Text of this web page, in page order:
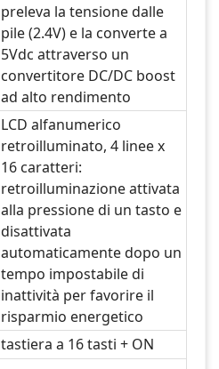
preleva la tensione dalle
pile (2.4V) e la converte a
5Vdc attraverso un
convertitore DC/DC boost
ad alto rendimento
LCD alfanumerico
retroilluminato, 4 linee x
16 caratteri:
retroilluminazione attivata
alla pressione di un tasto e
disattivata
automaticamente dopo un
tempo impostabile di
inattività per favorire il
risparmio energetico
tastiera a 16 tasti + ON